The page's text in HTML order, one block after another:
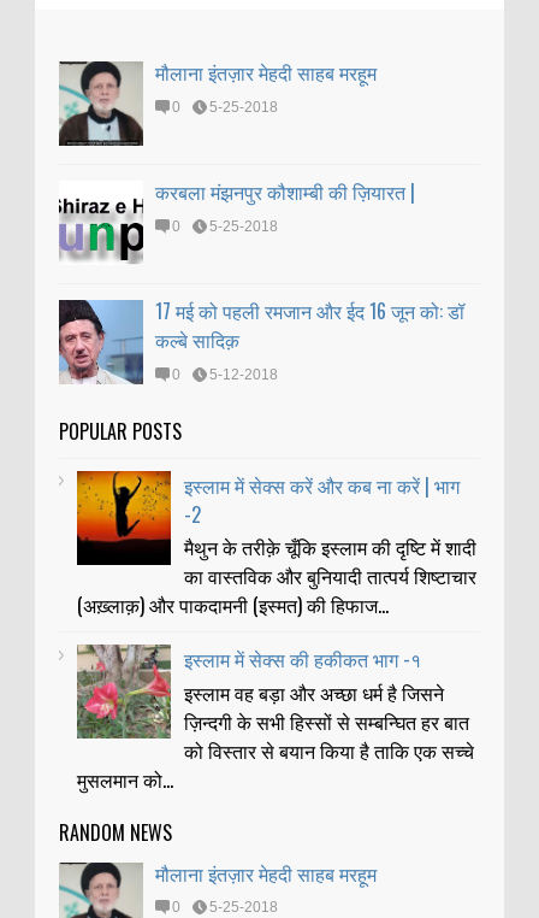
मौलाना इंतज़ार मेहदी साहब मरहूम
0 5-25-2018
करबला मंझनपुर कौशाम्बी की ज़ियारत |
0 5-25-2018
17 मई को पहली रमजान और ईद 16 जून को: डॉ
कल्बे सादिक़
0 5-12-2018
POPULAR POSTS
इस्लाम में सेक्स करें और कब ना करें | भाग
-2
मैथुन के तरीक़े चूँकि इस्लाम की दृष्टि में शादी
का वास्तविक और बुनियादी तात्पर्य शिष्टाचार
(अख़्लाक़) और पाकदामनी (इस्मत) की हिफाज...
इस्लाम में सेक्स की हकीकत भाग -१
इस्लाम वह बड़ा और अच्छा धर्म है जिसने
ज़िन्दगी के सभी हिस्सों से सम्बन्घित हर बात
को विस्तार से बयान किया है ताकि एक सच्चे
मुसलमान को...
RANDOM NEWS
मौलाना इंतज़ार मेहदी साहब मरहूम
0 5-25-2018